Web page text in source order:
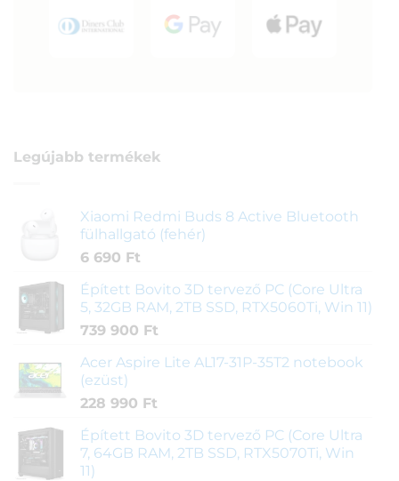
Legújabb termékek
Xiaomi Redmi Buds 8 Active Bluetooth
fülhallgató (fehér)
6 690 Ft
Épített Bovito 3D tervező PC (Core Ultra
5, 32GB RAM, 2TB SSD, RTX5060Ti, Win 11)
739 900 Ft
Acer Aspire Lite AL17-31P-35T2 notebook
(ezüst)
228 990 Ft
Épített Bovito 3D tervező PC (Core Ultra
7, 64GB RAM, 2TB SSD, RTX5070Ti, Win
11)